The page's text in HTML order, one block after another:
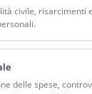
civile, risarcimenti
delle spese,